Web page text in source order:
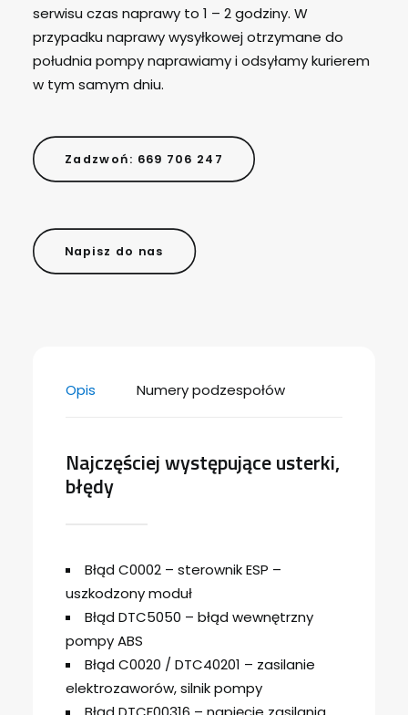
serwisu czas naprawy to 1 – 2 godziny. W
przypadku naprawy wysyłkowej otrzymane do
południa pompy naprawiamy i odsyłamy kurierem
w tym samym dniu.
Zadzwoń: 669 706 247
Napisz do nas
Opis Numery podzespołów
Najczęściej występujące usterki,
błędy
Błąd C0002 – sterownik ESP –
uszkodzony moduł
Błąd DTC5050 – błąd wewnętrzny
pompy ABS
Błąd C0020 / DTC40201 – zasilanie
elektrozaworów, silnik pompy